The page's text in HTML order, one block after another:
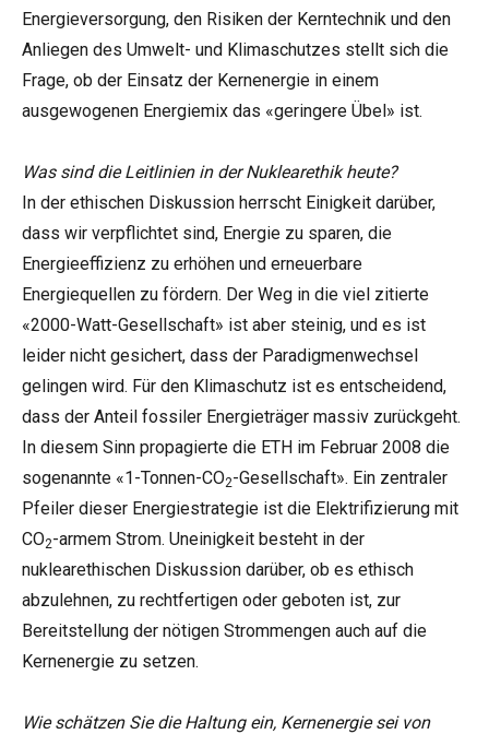
Energieversorgung, den Risiken der Kerntechnik und den
Anliegen des Umwelt- und Klimaschutzes stellt sich die
Frage, ob der Einsatz der Kernenergie in einem
ausgewogenen Energiemix das «geringere Übel» ist.
Was sind die Leitlinien in der Nuklearethik heute?
In der ethischen Diskussion herrscht Einigkeit darüber,
dass wir verpflichtet sind, Energie zu sparen, die
Energieeffizienz zu erhöhen und erneuerbare
Energiequellen zu fördern. Der Weg in die viel zitierte
«2000-Watt-Gesellschaft» ist aber steinig, und es ist
leider nicht gesichert, dass der Paradigmenwechsel
gelingen wird. Für den Klimaschutz ist es entscheidend,
dass der Anteil fossiler Energieträger massiv zurückgeht.
In diesem Sinn propagierte die ETH im Februar 2008 die
sogenannte «1-Tonnen-CO2-Gesellschaft». Ein zentraler
Pfeiler dieser Energiestrategie ist die Elektrifizierung mit
CO2-armem Strom. Uneinigkeit besteht in der
nuklearethischen Diskussion darüber, ob es ethisch
abzulehnen, zu rechtfertigen oder geboten ist, zur
Bereitstellung der nötigen Strommengen auch auf die
Kernenergie zu setzen.
Wie schätzen Sie die Haltung ein, Kernenergie sei von